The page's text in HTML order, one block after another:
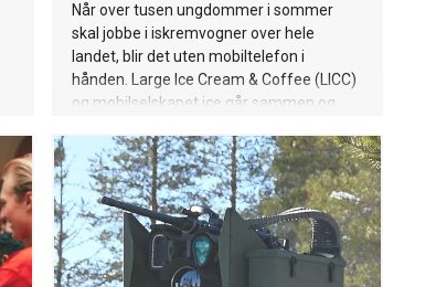
Når over tusen ungdommer i sommer
skal jobbe i iskremvogner over hele
landet, blir det uten mobiltelefon i
hånden. Large Ice Cream & Coffee (LICC)
og mobilselskapet ice går sammen og